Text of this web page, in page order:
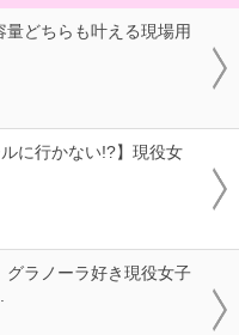
量どちらも叶える現場用
に行かない!?】現役女
グラノーラ好き現役女子